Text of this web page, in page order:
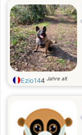
Ezio144 Jahre alt